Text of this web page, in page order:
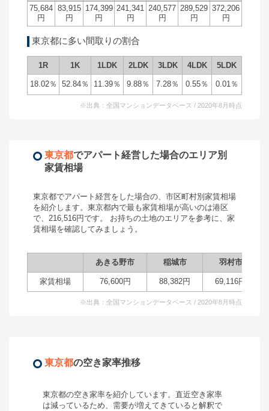
75,684
円
83,915
円
174,399
円
241,341
円
240,577
円
289,529
円
372,206
円
東京都に多い間取りの割合
1R 1K 1LDK 2LDK 3LDK 4LDK 5LDK
18.02％ 52.84％ 11.39％ 9.88％ 7.28％ 0.55％ 0.01％
※出典：全国マンションデータベース / 2020年8月時点
東京都でアパート経営した場合のエリア別
家賃相場
東京都でアパート経営をした場合の、市区町村別家賃相場
を紹介します。 東京都内で最も家賃相場が高いのは港区
で、 216,516円です。 お持ちの土地のエリアを参考に、家
賃相場を確認してみましょう。
あきる野市 稲城市 羽村市
家賃相場 76,600円 88,382円 69,116円
※出典：全国マンションデータベース / 2020年8月時点
東京都の空き家率推移
東京都の空き家率を紹介しています。直近空き家率
は減っているため、需要が増えてきていると解釈で